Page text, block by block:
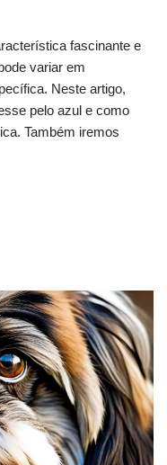
fascinante e
variar em
Neste artigo,
pelo azul e como
Também iremos